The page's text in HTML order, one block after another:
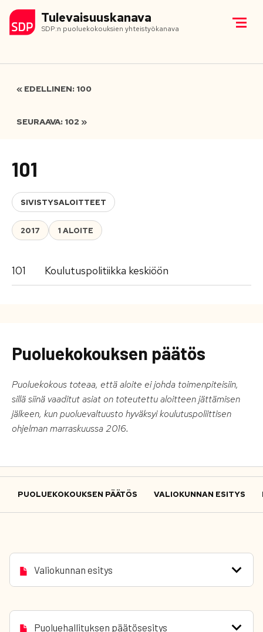
Tulevaisuuskanava
SDP:n puoluekokouksien yhteistyökanava
« EDELLINEN: 100
SEURAAVA: 102 »
101
SIVISTYSALOITTEET
2017 1 ALOITE
101 Koulutuspolitiikka keskiöön
Puoluekokouksen päätös
Puoluekokous toteaa, että aloite ei johda toimenpiteisiin,
sillä siinä vaaditut asiat on toteutettu aloitteen jättämisen
jälkeen, kun puoluevaltuusto hyväksyi koulutuspoliittisen
ohjelman marraskuussa 2016.
PUOLUEKOKOUKSEN PÄÄTÖS VALIOKUNNAN ESITYS
Valiokunnan esitys
Puoluehallituksen päätösesitys